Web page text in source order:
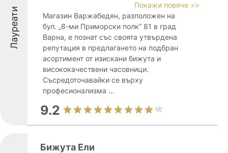
Лауреати
Покажи повече >>
Магазин Варжабедян, разположен на
бул. „8-ми Приморски полк“ 81 в град
Варна, е познат със своята утвърдена
репутация в предлагането на подбран
асортимент от изискани бижута и
висококачествени часовници.
Съсредоточавайки се върху
професионализма ...
9.2
Бижута Ели